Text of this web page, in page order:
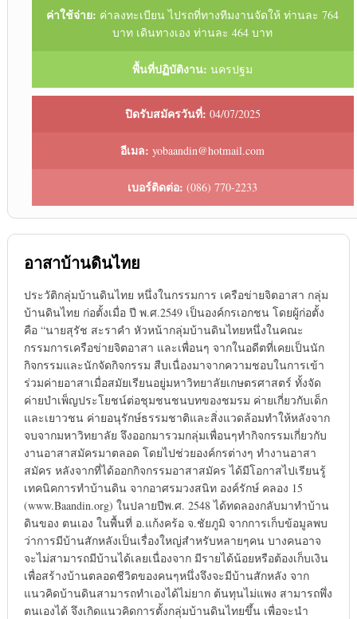
ค่าใช้จ่าย: ค่าลงทะเบียน ไปรถที่ทางทีมงานจัดให้ ท่านละ 764
บาท เดินทางเอง ท่านละ 464 บาท
พื้นที่ปฏิบัติงาน: นครปฐม
ปิดรับสมัครวันที่: 04/07/2025
อีเมล: yobaandin@hotmail.com
เบอร์ติดต่อ: (086) 770-2233
อาสาบ้านดินไทย
ประวัติกลุ่มบ้านดินไทย หนึ่งในกรรมการ เครือข่ายจิตอาสา กลุ่ม
บ้านดินไทย ก่อตั้งเมื่อ ปี พ.ศ.2549 เป็นองค์กรเอกชน โดยผู้ก่อตั้ง
คือ “นายสุรัช สะราคำ หัวหน้ากลุ่มบ้านดินไทยหนึ่งในคณะ
กรรมการเครือข่ายจิตอาสา และเพื่อนๆ จากในอดีตที่เคยเป็นนัก
กิจกรรมและนักจัดกิจกรรม สืบเนื่องมาจากความชอบในการเข้า
ร่วมค่ายอาสาเมื่อสมัยเรียนอยู่มหาวิทยาลัยเกษตรศาสตร์ ทั้งจัด
ค่ายบำเพ็ญประโยชน์ต่อชุมชนชนบทของชมรม ค่ายเกี่ยวกับเด็ก
และเยาวชน ค่ายอนุรักษ์ธรรมชาติและสิ่งแวดล้อมทำให้หลังจาก
จบจากมหาวิทยาลัย จึงออกมารวมกลุ่มเพื่อนๆทำกิจกรรมเกี่ยวกับ
งานอาสาสมัครมาตลอด โดยไปช่วยองค์กรต่างๆ ทำงานอาสา
สมัคร หลังจากที่ได้ออกกิจกรรมอาสาสมัคร ได้มีโอกาสไปเรียนรู้
เทคนิคการทำบ้านดิน จากอาศรมวงสนิท องค์รักษ์ คลอง 15
(www.Baandin.org) ในปลายปีพ.ศ. 2548 ได้ทดลองกลับมาทำบ้าน
ดินของ ตนเอง ในพื้นที่ อ.แก้งคร้อ จ.ชัยภูมิ จากการเก็บข้อมูลพบ
ว่าการมีบ้านสักหลังเป็นเรื่องใหญ่สำหรับหลายๆคน บางคนอาจ
จะไม่สามารถมีบ้านได้เลยเนื่องจาก มีรายได้น้อยหรือต้องเก็บเงิน
เพื่อสร้างบ้านตลอดชีวิตของคนๆหนึ่งจึงจะมีบ้านสักหลัง จาก
แนวคิดบ้านดินสามารถทำเองได้ไม่ยาก ต้นทุนไม่แพง สามารถพึ่ง
ตนเองได้ จึงเกิดแนวคิดการตั้งกลุ่มบ้านดินไทยขึ้น เพื่อจะนำ